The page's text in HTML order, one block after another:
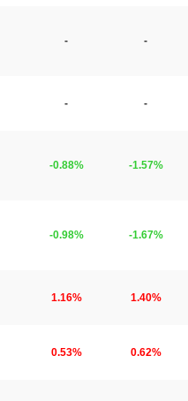
- -
- -
-0.88% -1.57%
-0.98% -1.67%
1.16% 1.40%
0.53% 0.62%